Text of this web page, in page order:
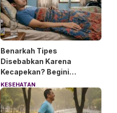
Benarkah Tipes
Disebabkan Karena
Kecapekan? Begini
Penjelasan Dokter RS Sari
Asih Bintaro
KESEHATAN